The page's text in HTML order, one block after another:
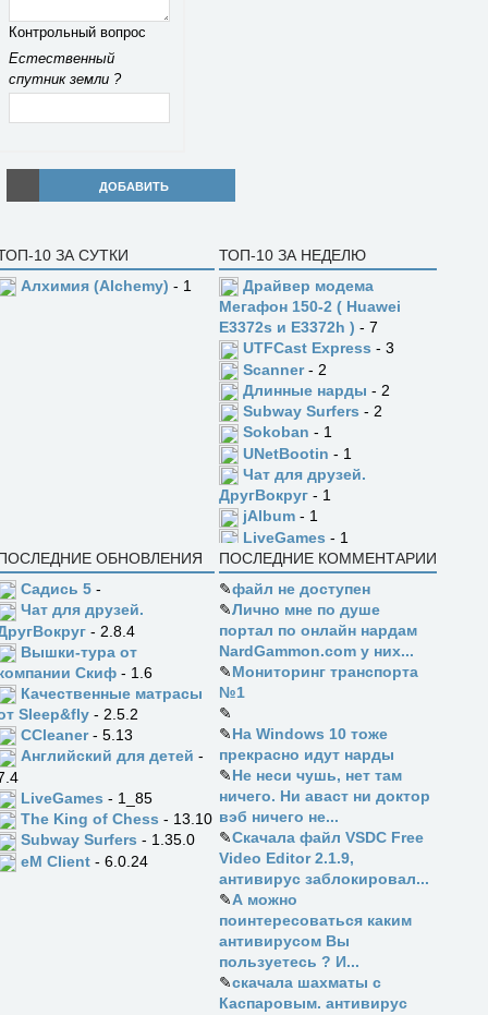
Контрольный вопрос
Естественный
спутник земли ?
ДОБАВИТЬ
10 ЗА СУТКИ
Алхимия (Alchemy) - 1
ТОП-10 ЗА НЕДЕЛЮ
Драйвер модема
Мегафон 150-2 ( Huawei
E3372s и E3372h ) - 7
UTFCast Express - 3
Scanner- 2
Длинные нарды - 2
Subway Surfers - 2
Sokoban - 1
UNetBootin - 1
Чат для друзей.
ДругВокруг - 1
jAlbum - 1
LiveGames - 1
ОБНОВЛЕНИЯ
Садись 5 -
Чат для друзей.
- 2.8.4
Вышки-тура от
Скиф - 1.6
Качественные матрасы
Sleep&fly - 2.5.2
CCleaner- 5.13
Английский для детей -
LiveGames - 1_85
The King of Chess - 13.10
Subway Surfers - 1.35.0
eM Client - 6.0.24
ПОСЛЕДНИЕ КОММЕНТАРИИ
✎файл не доступен
✎Лично мне по душе
портал по онлайн нардам
NardGammon.com у них...
✎Мониторинг транспорта
№1
✎
✎На Windows 10 тоже
прекрасно идут нарды
✎Не неси чушь, нет там
ничего. Ни аваст ни доктор
вэб ничего не...
✎Скачала файл VSDC Free
Video Editor 2.1.9,
антивирус заблокировал...
✎А можно
поинтересоваться каким
антивирусом Вы
пользуетесь ? И...
✎скачала шахматы с
Каспаровым. антивирус